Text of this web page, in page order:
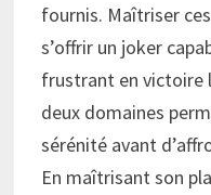
fournis. Maîtriser
s’offrir un joker
frustrant en victoire
deux domaines
sérénité avant
En maîtrisant son